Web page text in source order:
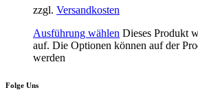
zzgl. Versandkosten
Ausführung wählen Dieses Produkt
auf. Die Optionen können auf der
werden
Folge Uns